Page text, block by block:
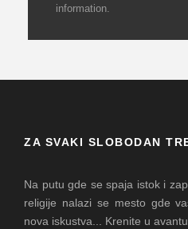
information.
ZA SVAKI SLOBODAN
Na putu gde se spaja istok i
religije nalazi se mesto gde
nova iskustva... Krenite u